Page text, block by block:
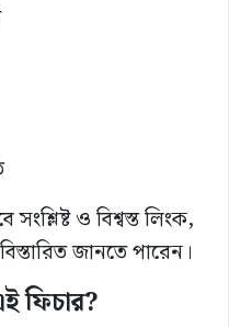
ও বিশ্বস্ত লিংক,
জানতে পারেন।
ফিচার?